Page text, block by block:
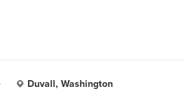
Duvall, Washington